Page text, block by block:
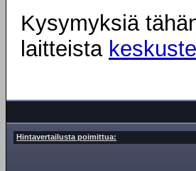
Kysymyksiä
laitteista
Hintavertailusta poimittua: